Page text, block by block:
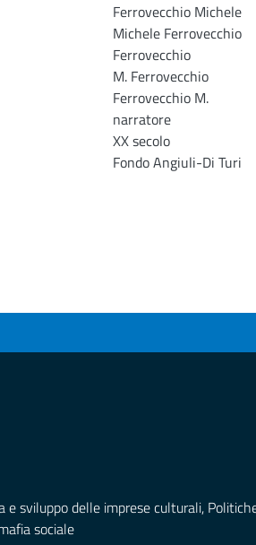
Ferrovecchio Michele
Michele Ferrovecchio
Ferrovecchio
M. Ferrovecchio
Ferrovecchio M.
narratore
XX secolo
Fondo Angiuli-Di Turi
e sviluppo delle imprese culturali,
sociale